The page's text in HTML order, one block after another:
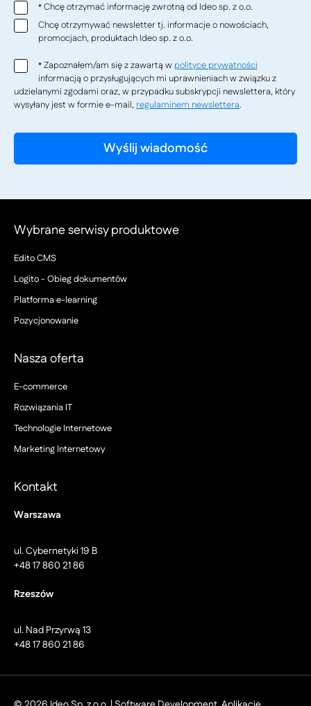
*Chcę otrzymać informację zwrotną od Ideo sp. z o.o.
Chcę otrzymywać newsletter tj. informacje o nowościach,
promocjach, produktach Ideo sp. z o.o.
*Zapoznałem/am się z zawartą w polityce prywatności
informacją o przysługujących mi uprawnieniach w związku z
udzielanymi zgodami oraz, w przypadku subskrypcji newslettera, który
wysyłany jest w formie e-mail, regulaminem newslettera.
Wybrane serwisy produktowe
Edito CMS
Logito - Obieg dokumentów
Platforma e-learning
Pozycjonowanie
Nasza oferta
E-commerce
Rozwiązania IT
Technologie Internetowe
Marketing Internetowy
Kontakt
Warszawa
ul. Cybernetyki 19 B
+48 17 860 21 86
Rzeszów
ul. Nad Przyrwą 13
+48 17 860 21 86